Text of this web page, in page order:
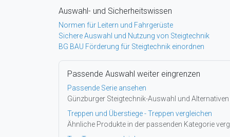
Auswahl- und Sicherheitswissen
Normen für Leitern und Fahrgerüste
Sichere Auswahl und Nutzung von Steigtechnik
BG BAU Förderung für Steigtechnik einordnen
Passende Auswahl weiter eingrenzen
Passende Serie ansehen
Günzburger Steigtechnik-Auswahl und
Treppen und Überstiege - Treppen vergleichen
Ähnliche Produkte in der passenden Kategorie